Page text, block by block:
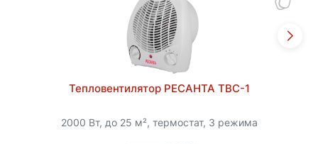
Тепловентилятор РЕСАНТА ТВС-1
2000 Вт, до 25 м², термостат, 3 режима